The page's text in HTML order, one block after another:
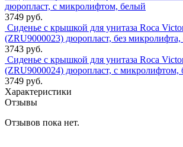
дюропласт, с микролифтом, белый
3749 руб.
Сиденье с крышкой для унитаза Roca
(ZRU9000023) дюропласт, без
3743 руб.
Сиденье с крышкой для унитаза Roca
(ZRU9000024) дюропласт, с микролифтом,
3749 руб.
Характеристики
Отзывы
Отзывов пока нет.